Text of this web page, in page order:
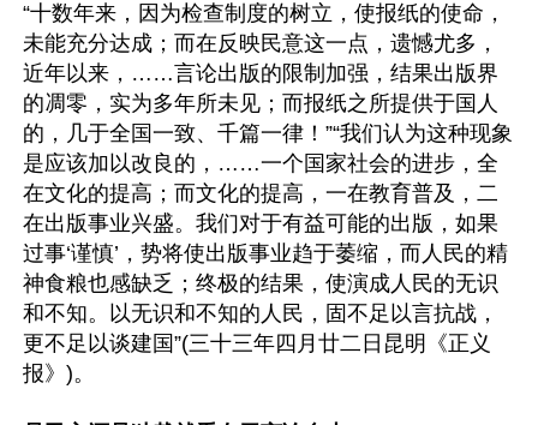
“十数年来，因为检查制度的树立，使报纸的使命，
未能充分达成；而在反映民意这一点，遗憾尤多，
近年以来，……言论出版的限制加强，结果出版界
的凋零，实为多年所未见；而报纸之所提供于国人
的，几于全国一致、千篇一律！”“我们认为这种现象
是应该加以改良的，……一个国家社会的进步，全
在文化的提高；而文化的提高，一在教育普及，二
在出版事业兴盛。我们对于有益可能的出版，如果
过事‘谨慎’，势将使出版事业趋于萎缩，而人民的精
神食粮也感缺乏；终极的结果，使演成人民的无识
和不知。以无识和不知的人民，固不足以言抗战，
更不足以谈建国”(三十三年四月廿二日昆明《正义
报》)。